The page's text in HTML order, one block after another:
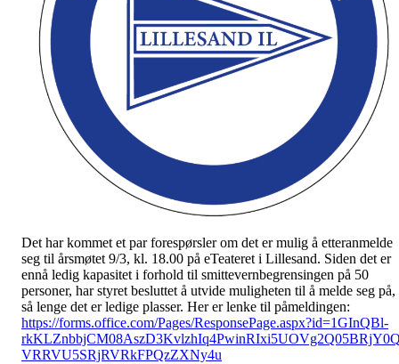
Det har kommet et par forespørsler om det er mulig å etteranmelde
seg til årsmøtet 9/3, kl. 18.00 på eTeateret i Lillesand. Siden det er
ennå ledig kapasitet i forhold til smittevernbegrensingen på 50
personer, har styret besluttet å utvide muligheten til å melde seg på,
så lenge det er ledige plasser. Her er lenke til påmeldingen:
https://forms.office.com/Pages/ResponsePage.aspx?id=1GInQBl-
VRRVU5SRjRVRkFPQzZXNy4u